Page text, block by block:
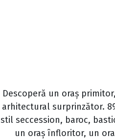
Descoperă un oraș
arhitectural surprinzător.
stil seccession, baroc,
un oraș înfloritor, un